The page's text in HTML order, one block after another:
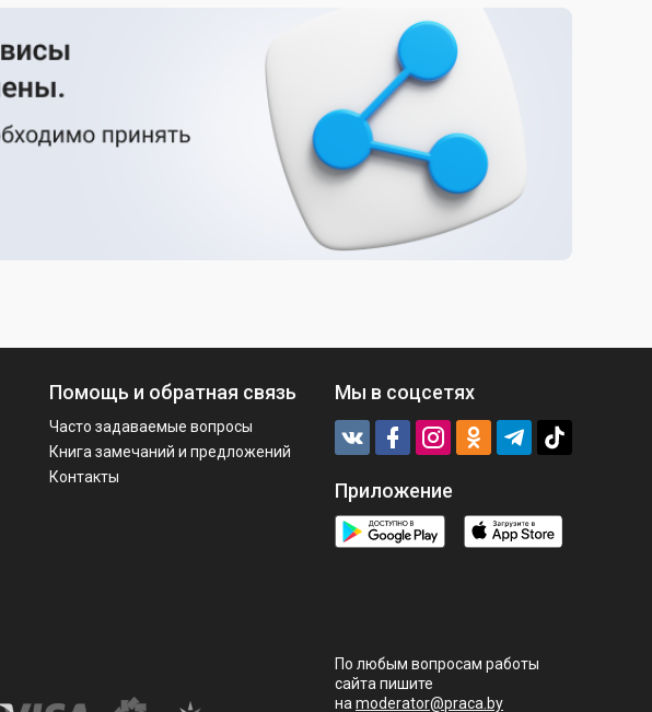
Помощь и обратная связь
Часто задаваемые вопросы
Книга замечаний и предложений
Контакты
Мы в соцсетях
Приложение
По любым вопросам работы
сайта пишите
на moderator@praca.by